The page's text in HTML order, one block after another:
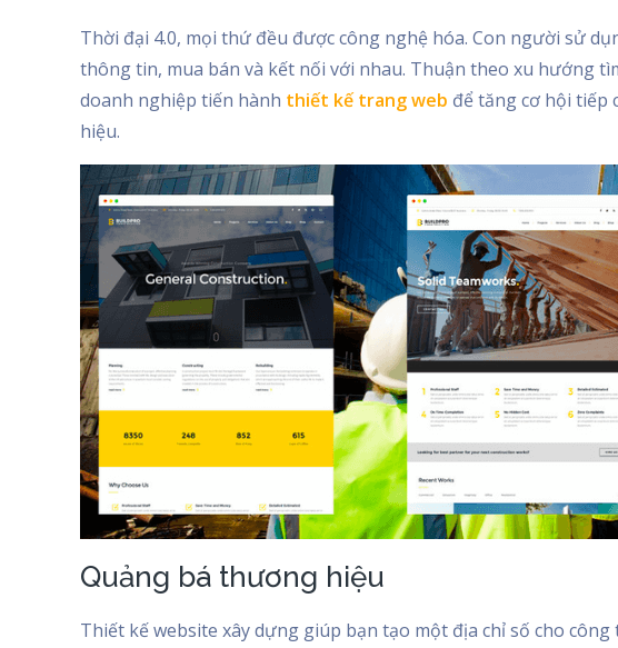
Thời đại 4.0, mọi thứ đều được công nghệ hóa. Con người sử
thông tin, mua bán và kết nối với nhau. Thuận theo xu hướng
doanh nghiệp tiến hành thiết kế trang web để tăng cơ hội tiếp
hiệu.
Quảng bá thương hiệu
Thiết kế website xây dựng giúp bạn tạo một địa chỉ số cho